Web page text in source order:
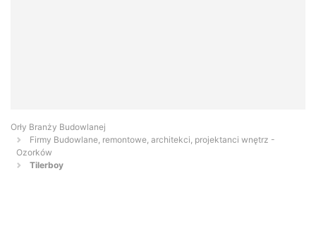
Orły Branży Budowlanej
Firmy Budowlane, remontowe, architekci, projektanci wnętrz -
Ozorków
Tilerboy